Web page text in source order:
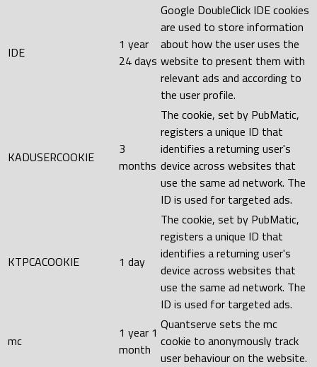
IDE
1 year
24 days
Google DoubleClick IDE cookies
are used to store information
about how the user uses the
website to present them with
relevant ads and according to
the user profile.
KADUSERCOOKIE
3
months
The cookie, set by PubMatic,
registers a unique ID that
identifies a returning user's
device across websites that
use the same ad network. The
ID is used for targeted ads.
KTPCACOOKIE 1 day
The cookie, set by PubMatic,
registers a unique ID that
identifies a returning user's
device across websites that
use the same ad network. The
ID is used for targeted ads.
mc
1 year 1
month
Quantserve sets the mc
cookie to anonymously track
user behaviour on the website.